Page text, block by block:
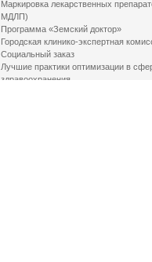
Маркировка лекарственных
МДЛП)
Программа «Земский доктор»
Городская клинико-экспертная
Социальный заказ
Лучшие практики оптимизации в
здравоохранения